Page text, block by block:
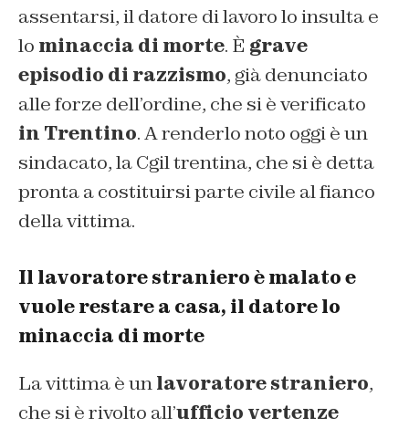
assentarsi, il datore di lavoro lo insulta e
lo minaccia di morte. È grave
episodio di razzismo, già denunciato
alle forze dell’ordine, che si è verificato
in Trentino. A renderlo noto oggi è un
sindacato, la Cgil trentina, che si è detta
pronta a costituirsi parte civile al fianco
della vittima.
Il lavoratore straniero è malato e
vuole restare a casa, il datore lo
minaccia di morte
La vittima è unlavoratore straniero,
che si è rivolto all’ufficio vertenze